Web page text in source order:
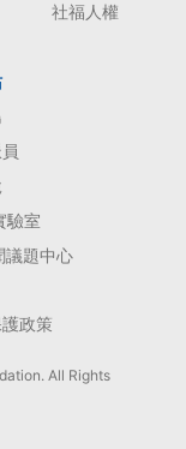
社福人權
驗室
議題中心
政策
All Rights